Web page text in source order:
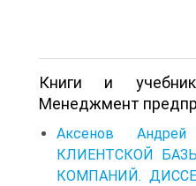
Книги и
Менеджмент
Аксенов
КЛИЕНТСКОЙ
КОМПАНИЙ.